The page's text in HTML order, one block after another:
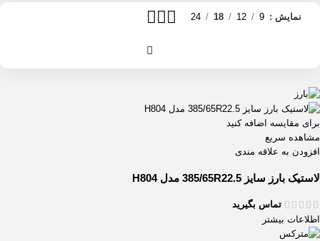
نمایش 9
12
18
24
برای مقایسه اضافه کنید
مشاهده سریع
افزودن به علاقه مندی
لاستیک بارز سایز 385/65R22.5 مدل H804
تماس بگیرید
اطلاعات بیشتر